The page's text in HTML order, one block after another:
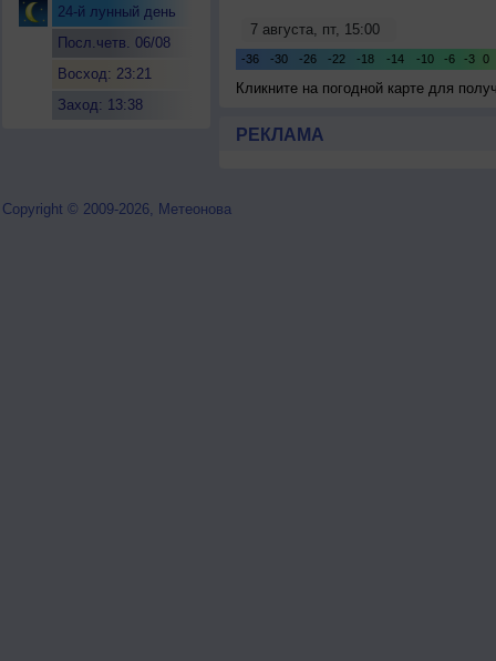
24-й лунный день
Посл.четв. 06/08
Восход: 23:21
Заход: 13:38
Кликните на погодной карте для
РЕКЛАМА
Copyright © 2009-2026, Метеонова